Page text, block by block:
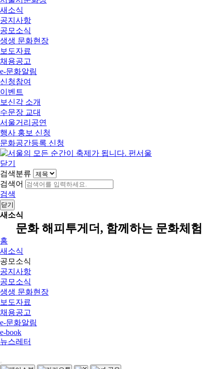
새소식
공지사항
공모소식
생생 문화현장
보도자료
채용공고
e-문화알림
신청참여
이벤트
보신각 소개
수문장 교대
서울거리공연
행사 홍보 신청
문화공간등록 신청
닫기
검색분류
검색어
검색
닫기
새소식
문화 해피투게더, 함께하는 문화체험
홈
새소식
공모소식
공지사항
공모소식
생생 문화현장
보도자료
채용공고
e-문화알림
e-book
뉴스레터